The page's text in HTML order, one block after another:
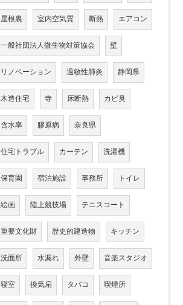
屋根裏 室内空気質 断熱 エアコン
一般社団法人微生物対策協会 壁
リノベーション 過敏性肺炎 静岡県
木造住宅 寺 床断熱 カビ臭
含水率 膠原病 奈良県
住宅トラブル カーテン 洗濯機
保育園 宿泊施設 事務所 トイレ
絵画 陸上競技場 テニスコート
重要文化財 歴史的建造物 キッチン
洗面所 水漏れ 外壁 音楽スタジオ
寝室 換気扇 タバコ 喫煙所